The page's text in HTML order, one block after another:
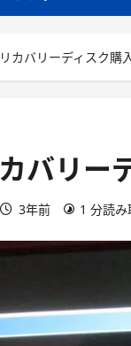
カバリーディスク購
バリー
3年前 1 分読み